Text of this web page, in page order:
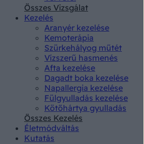
Összes Vizsgálat
Kezelés
Aranyér kezelése
Kemoterápia
Szürkehályog műtét
Vízszerű hasmenés
Afta kezelése
Dagadt boka kezelése
Napallergia kezelése
Fülgyulladás kezelése
Kötőhártya gyulladás
Összes Kezelés
Életmódváltás
Kutatás